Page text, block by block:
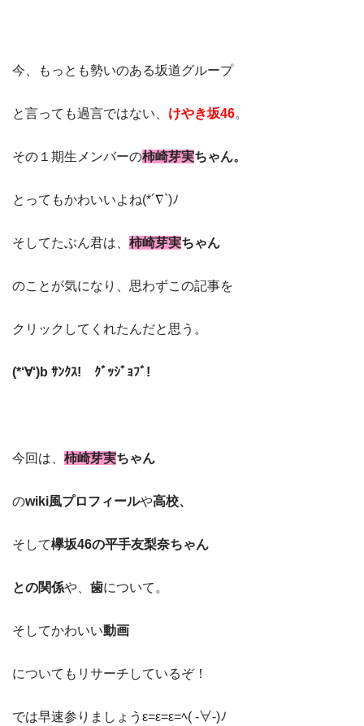
今、もっとも勢いのある坂道グループ
と言っても過言ではない、 けやき坂46。
その１期生メンバーの柿崎芽実ちゃん。
とってもかわいいよね(*´∇`)ﾉ
そしてたぶん君は、 柿崎芽実ちゃん
のことが気になり、思わずこの記事を
クリックしてくれたんだと思う。
(*‘∀‘)b ｻﾝｸｽ! ｸﾞｯｼﾞｮﾌﾞ!
今回は、 柿崎芽実ちゃん
のwiki風プロフィールや高校、
そして欅坂46の平手友梨奈ちゃん
との関係や、 歯について。
そしてかわいい動画
についてもリサーチしているぞ！
では早速参りましょうε=ε=ε=ﾍ( -∀-)ﾉ